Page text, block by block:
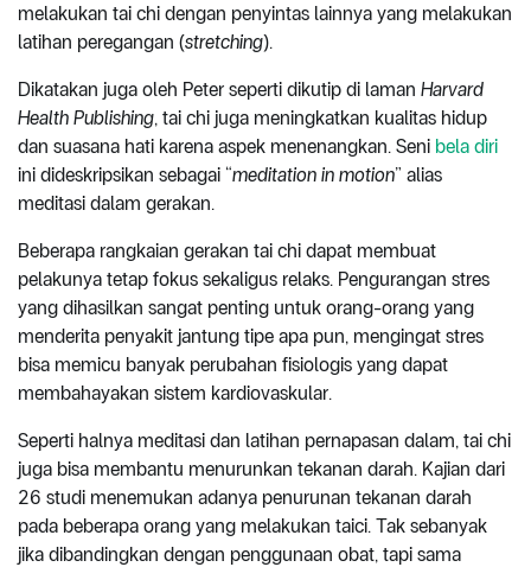
melakukan tai chi dengan penyintas lainnya yang melakukan
latihan peregangan (stretching).
Dikatakan juga oleh Peter seperti dikutip di laman Harvard
Health Publishing, tai chi juga meningkatkan kualitas hidup
dan suasana hati karena aspek menenangkan. Seni bela diri
ini dideskripsikan sebagai “meditation in motion” alias
meditasi dalam gerakan.
Beberapa rangkaian gerakan tai chi dapat membuat
pelakunya tetap fokus sekaligus relaks. Pengurangan stres
yang dihasilkan sangat penting untuk orang-orang yang
menderita penyakit jantung tipe apa pun, mengingat stres
bisa memicu banyak perubahan fisiologis yang dapat
membahayakan sistem kardiovaskular.
Seperti halnya meditasi dan latihan pernapasan dalam, tai chi
juga bisa membantu menurunkan tekanan darah. Kajian dari
26 studi menemukan adanya penurunan tekanan darah
pada beberapa orang yang melakukan taici. Tak sebanyak
jika dibandingkan dengan penggunaan obat, tapi sama